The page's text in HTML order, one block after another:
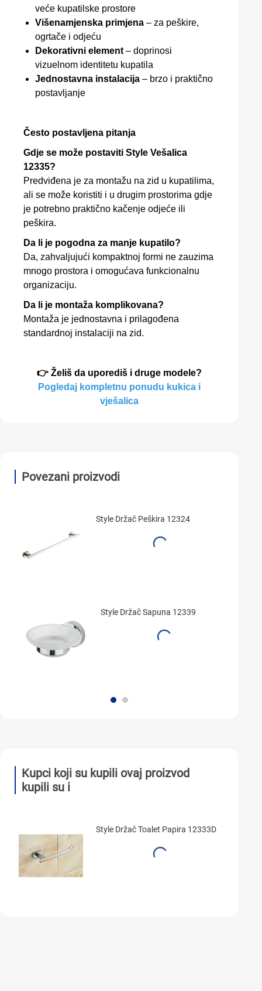
veće kupatilske prostore
Višenamjenska primjena – za peškire,
ogrtače i odjeću
Dekorativni element – doprinosi
vizuelnom identitetu kupatila
Jednostavna instalacija – brzo i praktično
postavljanje
Često postavljena pitanja
Gdje se može postaviti Style Vešalica
12335?
Predviđena je za montažu na zid u kupatilima,
ali se može koristiti i u drugim prostorima gdje
je potrebno praktično kačenje odjeće ili
peškira.
Da li je pogodna za manje kupatilo?
Da, zahvaljujući kompaktnoj formi ne zauzima
mnogo prostora i omogućava funkcionalnu
organizaciju.
Da li je montaža komplikovana?
Montaža je jednostavna i prilagođena
standardnoj instalaciji na zid.
👉 Želiš da uporediš i druge modele?
Pogledaj kompletnu ponudu kukica i
vješalica
Povezani proizvodi
Style Držač Peškira 12324
Style Držač Sapuna 12339
Kupci koji su kupili ovaj proizvod
kupili su i
Style Držač Toalet Papira 12333D